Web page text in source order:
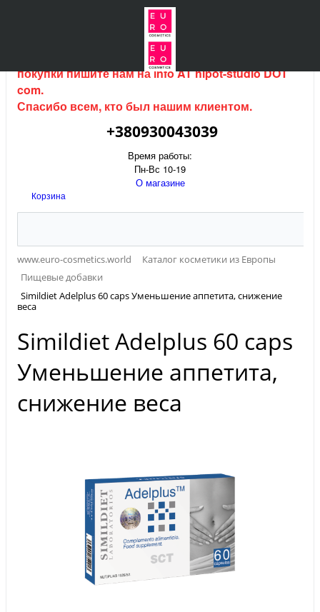
Интернет магазин (данный сайт) продается, для
покупки пишите нам наinfo AT hipot-studio DOT
com.
Спасибо всем, кто был нашим клиентом.
+380930043039
Время работы:
Пн-Вс 10-19
О магазине
Корзина
www.euro-cosmetics.world
Каталог косметики из Европы
Пищевые добавки
Simildiet Adelplus 60 caps Уменьшение аппетита, снижение
веса
Simildiet Adelplus 60 caps
Уменьшение аппетита,
снижение веса